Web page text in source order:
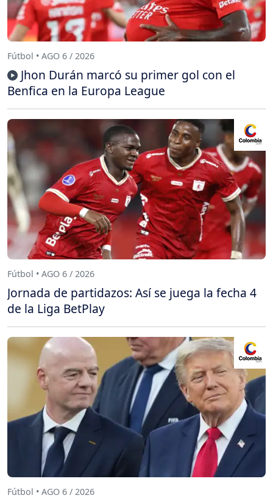
Fútbol • AGO 6 / 2026
Jhon Durán marcó su primer gol con el
Benfica en la Europa League
Fútbol • AGO 6 / 2026
Jornada de partidazos: Así se juega la fecha 4
de la Liga BetPlay
Fútbol • AGO 6 / 2026